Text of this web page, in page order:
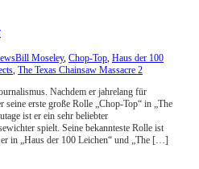
Bill Moseley, Chop-Top, Haus der 100
, The Texas Chainsaw Massacre 2
Nachdem er jahrelang für
seine erste große Rolle „Chop-Top“ in „The
ist er ein sehr beliebter
spielt. Seine bekannteste Rolle ist
in „Haus der 100 Leichen“ und „The […]